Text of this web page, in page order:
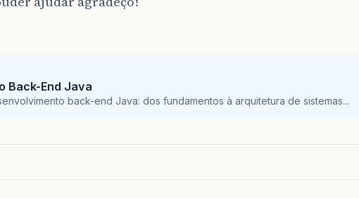
Back-End Java
back-end Java: dos fundamentos à arquitetura de sistemas...